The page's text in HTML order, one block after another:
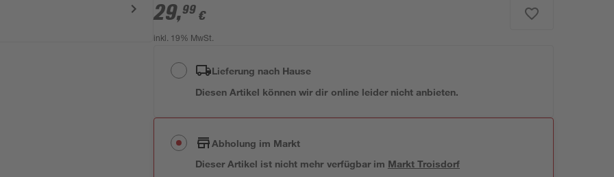
29,99 €
inkl. 19% MwSt.
Lieferung nach Hause
Diesen Artikel können wir dir online leider nicht anbieten.
Abholung im Markt
Dieser Artikel ist nicht mehr verfügbar im Markt Troisdorf